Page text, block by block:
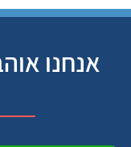
אנחנו